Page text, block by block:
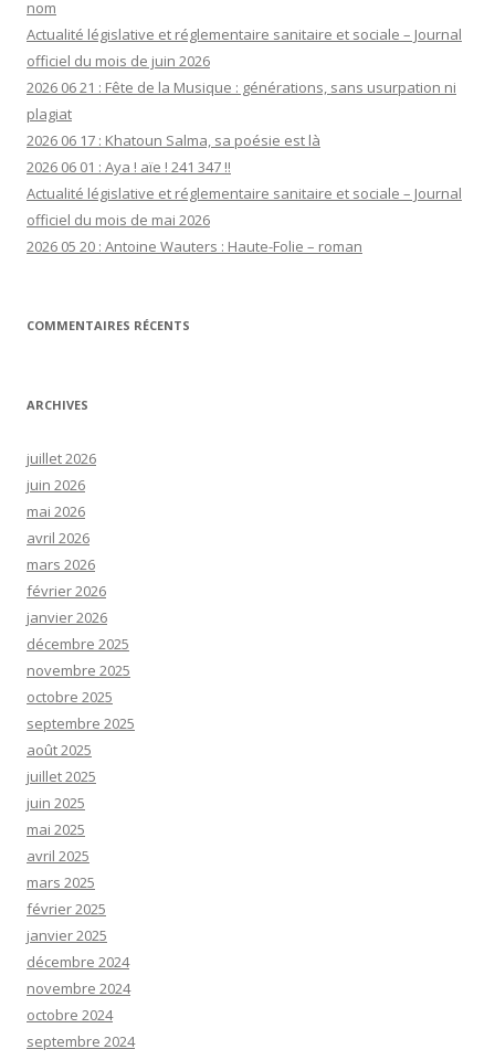
nom
Actualité législative et réglementaire sanitaire et sociale – Journal
officiel du mois de juin 2026
2026 06 21 : Fête de la Musique : générations, sans usurpation ni
plagiat
2026 06 17 : Khatoun Salma, sa poésie est là
2026 06 01 : Aya ! aïe ! 241 347 !!
Actualité législative et réglementaire sanitaire et sociale – Journal
officiel du mois de mai 2026
2026 05 20 : Antoine Wauters : Haute-Folie – roman
COMMENTAIRES RÉCENTS
ARCHIVES
juillet 2026
juin 2026
mai 2026
avril 2026
mars 2026
février 2026
janvier 2026
décembre 2025
novembre 2025
octobre 2025
septembre 2025
août 2025
juillet 2025
juin 2025
mai 2025
avril 2025
mars 2025
février 2025
janvier 2025
décembre 2024
novembre 2024
octobre 2024
septembre 2024